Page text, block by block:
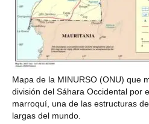
Mapa de la MINURSO (ONU) que
división del Sáhara Occidental por
marroquí, una de las estructuras
largas del mundo.